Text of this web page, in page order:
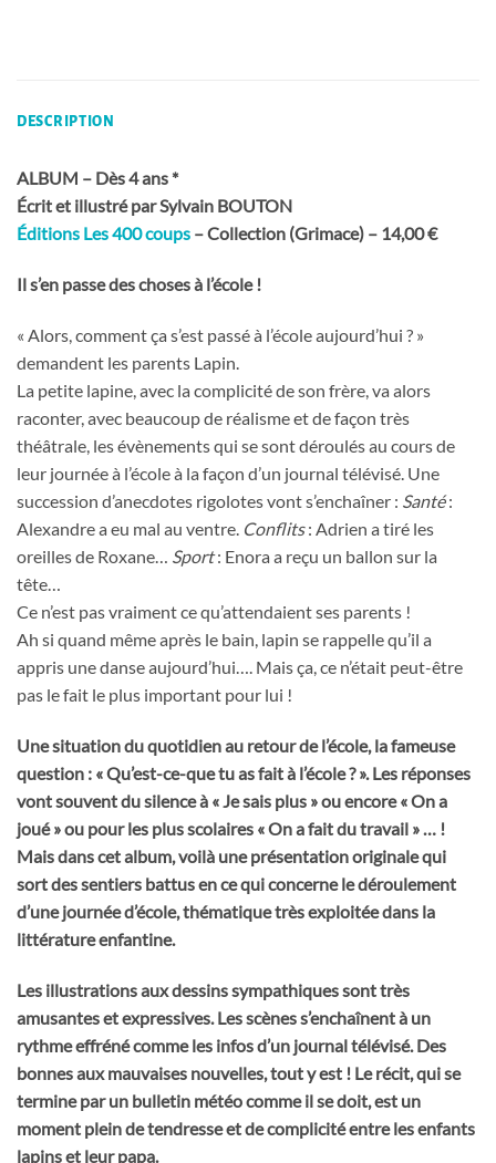
DESCRIPTION
ALBUM – Dès 4 ans *
Écrit et illustré par Sylvain BOUTON
Éditions Les 400 coups – Collection (Grimace) – 14,00 €
Il s’en passe des choses à l’école !
« Alors, comment ça s’est passé à l’école aujourd’hui ? »
demandent les parents Lapin.
La petite lapine, avec la complicité de son frère, va alors
raconter, avec beaucoup de réalisme et de façon très
théâtrale, les évènements qui se sont déroulés au cours de
leur journée à l’école à la façon d’un journal télévisé. Une
succession d’anecdotes rigolotes vont s’enchaîner : Santé:
Alexandre a eu mal au ventre. Conflits: Adrien a tiré les
oreilles de Roxane… Sport: Enora a reçu un ballon sur la
tête…
Ce n’est pas vraiment ce qu’attendaient ses parents !
Ah si quand même après le bain, lapin se rappelle qu’il a
appris une danse aujourd’hui…. Mais ça, ce n’était peut-être
pas le fait le plus important pour lui !
Une situation du quotidien au retour de l’école, la fameuse
question : « Qu’est-ce-que tu as fait à l’école ? ». Les réponses
vont souvent du silence à « Je sais plus » ou encore « On a
joué » ou pour les plus scolaires « On a fait du travail » … !
Mais dans cet album, voilà une présentation originale qui
sort des sentiers battus en ce qui concerne le déroulement
d’une journée d’école, thématique très exploitée dans la
littérature enfantine.
Les illustrations aux dessins sympathiques sont très
amusantes et expressives. Les scènes s’enchaînent à un
rythme effréné comme les infos d’un journal télévisé. Des
bonnes aux mauvaises nouvelles, tout y est ! Le récit, qui se
termine par un bulletin météo comme il se doit, est un
moment plein de tendresse et de complicité entre les enfants
lapins et leur papa.